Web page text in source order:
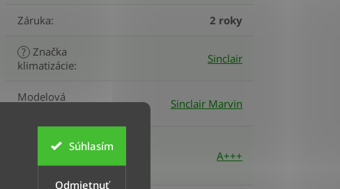
Odmietnuť
Súhlasím
Záruka: 2 roky
? Značka
klimatizácie: Sinclair
Modelová
Sinclair Marvin
Energetická
(chladenie):
A+++